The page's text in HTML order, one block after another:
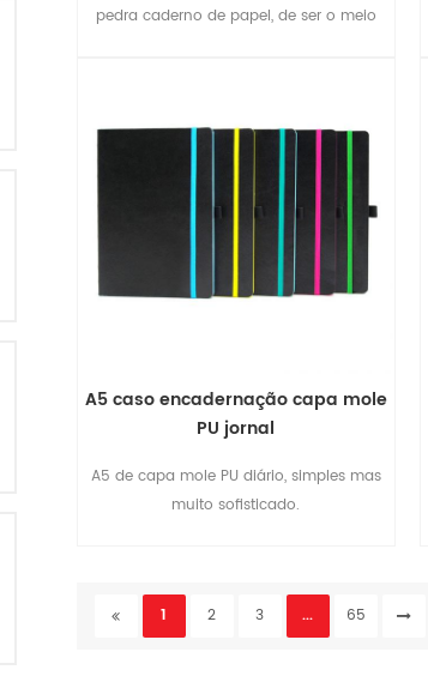
pedra caderno de papel, de ser o meio
A5 caso encadernação capa mole
PU jornal
A5 de capa mole PU diário, simples mas
muito sofisticado.
1 2 3 ... 65